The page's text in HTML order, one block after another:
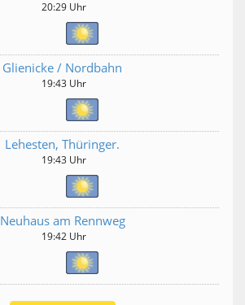
20:29 Uhr
Glienicke / Nordbahn
19:43 Uhr
Lehesten, Thüringer.
19:43 Uhr
Neuhaus am Rennweg
19:42 Uhr